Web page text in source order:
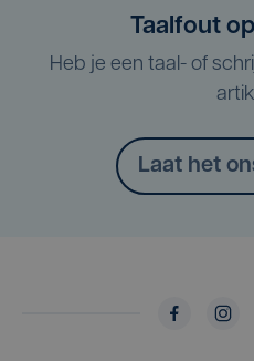
Taalfout
Heb je een taal- of
Laat het